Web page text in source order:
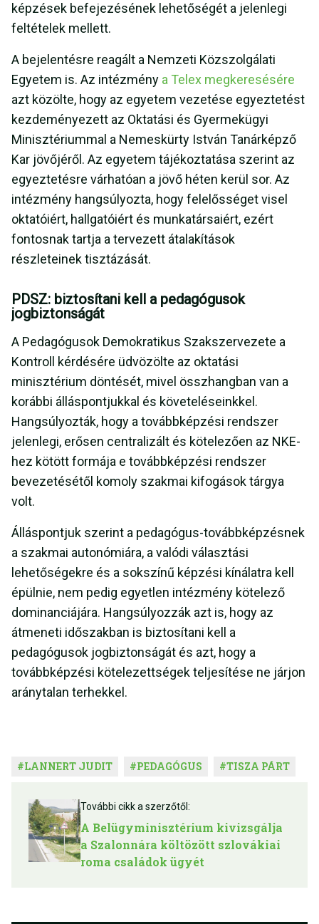
képzések befejezésének lehetőségét a jelenlegi
feltételek mellett.
A bejelentésre reagált a Nemzeti Közszolgálati
Egyetem is. Az intézmény a Telex megkeresésére
azt közölte, hogy az egyetem vezetése egyeztetést
kezdeményezett az Oktatási és Gyermekügyi
Minisztériummal a Nemeskürty István Tanárképző
Kar jövőjéről. Az egyetem tájékoztatása szerint az
egyeztetésre várhatóan a jövő héten kerül sor. Az
intézmény hangsúlyozta, hogy felelősséget visel
oktatóiért, hallgatóiért és munkatársaiért, ezért
fontosnak tartja a tervezett átalakítások
részleteinek tisztázását.
PDSZ: biztosítani kell a pedagógusok
jogbiztonságát
A Pedagógusok Demokratikus Szakszervezete a
Kontroll kérdésére üdvözölte az oktatási
minisztérium döntését, mivel összhangban van a
korábbi álláspontjukkal és követeléseinkkel.
Hangsúlyozták, hogy a továbbképzési rendszer
jelenlegi, erősen centralizált és kötelezően az NKE-
hez kötött formája e továbbképzési rendszer
bevezetésétől komoly szakmai kifogások tárgya
volt.
Álláspontjuk szerint a pedagógus-továbbképzésnek
a szakmai autonómiára, a valódi választási
lehetőségekre és a sokszínű képzési kínálatra kell
épülnie, nem pedig egyetlen intézmény kötelező
dominanciájára. Hangsúlyozzák azt is, hogy az
átmeneti időszakban is biztosítani kell a
pedagógusok jogbiztonságát és azt, hogy a
továbbképzési kötelezettségek teljesítése ne járjon
aránytalan terhekkel.
#LANNERT JUDIT #PEDAGÓGUS #TISZA PÁRT
További cikk a szerzőtől:
A Belügyminisztérium kivizsgálja
a Szalonnára költözött szlovákiai
roma családok ügyét